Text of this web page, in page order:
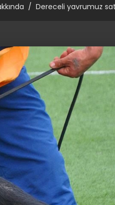
Dereceli yavrumuz